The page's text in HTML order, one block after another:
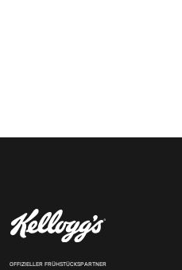
OFFIZIELLER FRÜHSTÜCKSPARTNER